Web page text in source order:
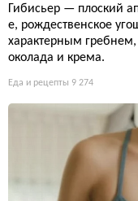
Гибисьер — плоский
е, рождественское
характерным
околада и крема.
Еда и рецепты 9 274